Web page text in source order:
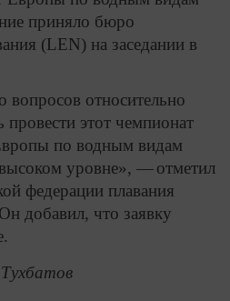
приняло бюро
(LEN) на заседании в
вопросов относительно
этот чемпионат
по водным видам
уровне», —отметил
федерации плавания
добавил, что заявку